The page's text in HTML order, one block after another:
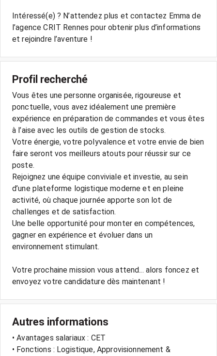
Intéressé(e) ? N’attendez plus et contactez Emma de
l’agence CRIT Rennes pour obtenir plus d’informations
et rejoindre l’aventure !
Profil recherché
Vous êtes une personne organisée, rigoureuse et
ponctuelle, vous avez idéalement une première
expérience en préparation de commandes et vous êtes
à l’aise avec les outils de gestion de stocks.
Votre énergie, votre polyvalence et votre envie de bien
faire seront vos meilleurs atouts pour réussir sur ce
poste.
Rejoignez une équipe conviviale et investie, au sein
d’une plateforme logistique moderne et en pleine
activité, où chaque journée apporte son lot de
challenges et de satisfaction.
Une belle opportunité pour monter en compétences,
gagner en expérience et évoluer dans un
environnement stimulant.
Votre prochaine mission vous attend... alors foncez et
envoyez votre candidature dès maintenant !
Autres informations
• Avantages salariaux : CET
• Fonctions : Logistique, Approvisionnement &